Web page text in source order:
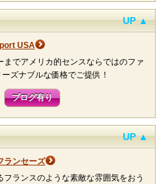
UP ▲
USA
でアメリカ的センスならではのファ
ズナブルな価格でご提供！
ブログ有り
UP ▲
ランセーズ
ランスのような素敵な雰囲気をおう